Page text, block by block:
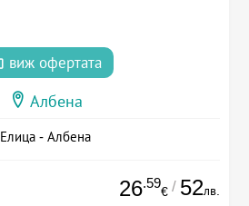
виж офертата
Албена
Елица - Албена
26.59
€ / 52лв.